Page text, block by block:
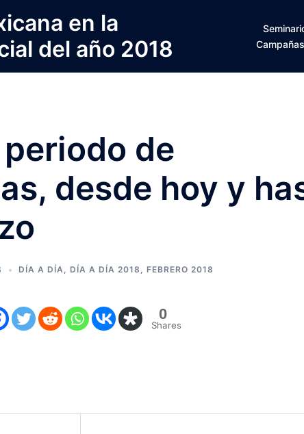
en la
del año 2018
Campañas
de
desde hoy y
DÍA A DÍA, DÍA A DÍA 2018 , FEBRERO 2018
0
Shares